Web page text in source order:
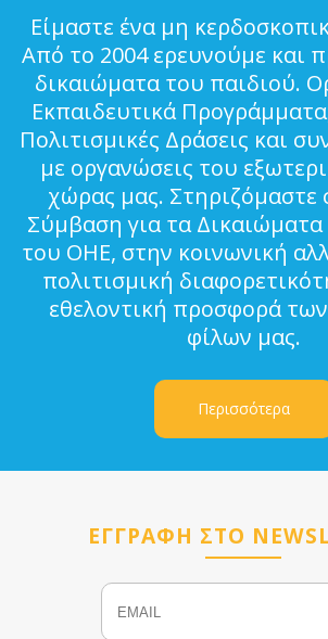
Είμαστε ένα μη
Από το 2004 ερευνούμε και
δικαιώματα του παιδιού.
Εκπαιδευτικά
Πολιτισμικές Δράσεις και
με οργανώσεις του
χώρας μας. Στηριζόμαστε
Σύμβαση για τα
του ΟΗΕ, στην κοινωνική
πολιτισμική
εθελοντική προσφορά
φίλων μας.
Περισσότερα
ΕΓΓΡΑΦΗ ΣΤΟ
Email